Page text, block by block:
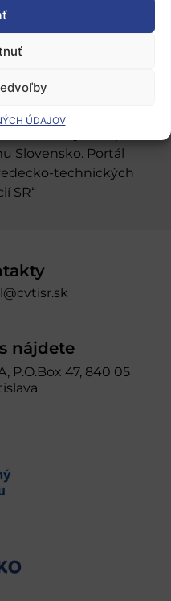
ÚDAJOV
a služby
pre výskum
Slovensko. Portál
technických
SR“
nájdete
P.O.Box 47, 840 05